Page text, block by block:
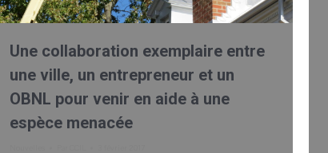
Une collaboration exemplaire entre
une ville, un entrepreneur et un
OBNL pour venir en aide à une
espèce menacée